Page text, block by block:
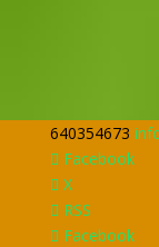
640354673
Facebook
X
RSS
Facebook